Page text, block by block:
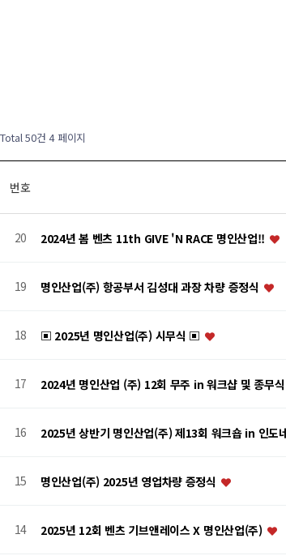
Total 50건 4 페이지
번호
20 2024년 봄 벤츠 11th GIVE 'N RACE 명인산업!!
19 명인산업(주) 항공부서 김성대 과장 차량 증정식
18 ▣ 2025년 명인산업(주) 시무식 ▣
17 2024년 명인산업 (주) 12회 무주 in 워크샵 및 종무
16 2025년 상반기 명인산업(주) 제13회 워크숍 in 인도
15 명인산업(주) 2025년 영업차량 증정식
14 2025년 12회 벤츠 기브앤레이스 X 명인산업(주)